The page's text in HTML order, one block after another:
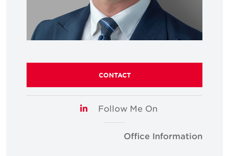
CONTACT
Follow Me On
LinkedIn
Office Information